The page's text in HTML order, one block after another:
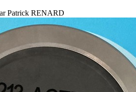
Patrick RENARD